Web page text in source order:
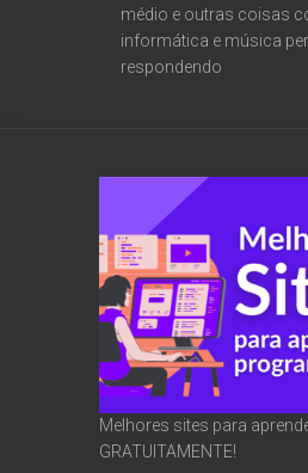
médio e outras coisas
informática e música
respondendo
Melhores sites para
GRATUITAMENTE!